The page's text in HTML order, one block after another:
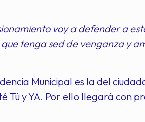
voy a defender a
tenga sed de venganza y
Municipal es la del
Tú y YA. Por ello llegará con